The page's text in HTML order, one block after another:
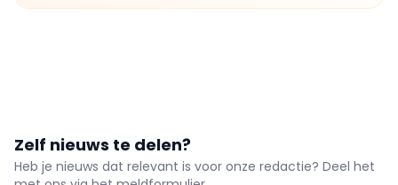
Zelf nieuws te delen?
Heb je nieuws dat relevant is voor onze redactie? Deel het